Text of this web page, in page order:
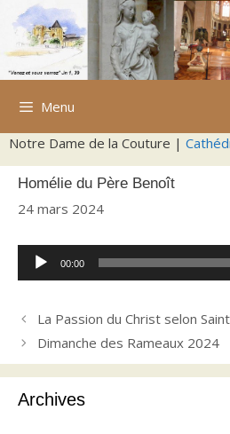
Aller
contenu
Menu
Notre Dame de la Couture |
Homélie du Père Benoît
24 mars 2024
Lecteur
audio
00:00
La Passion du Christ selon
Dimanche des Rameaux 2024
Archives